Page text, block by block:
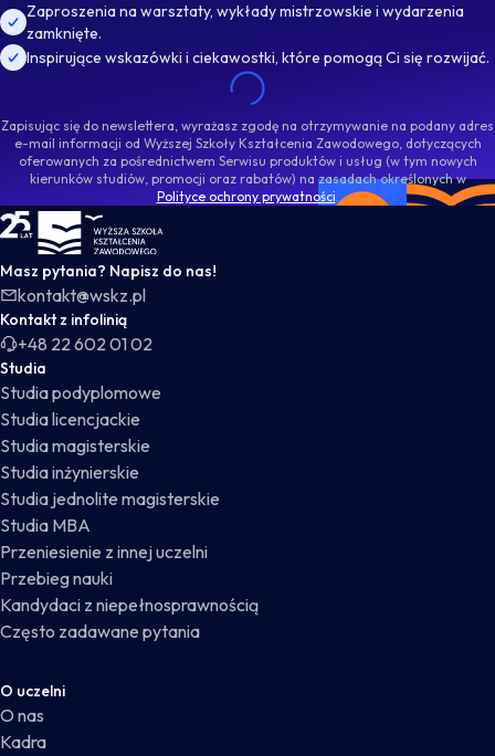
Zaproszenia na warsztaty, wykłady mistrzowskie i wydarzenia
zamknięte.
Inspirujące wskazówki i ciekawostki, które pomogą Ci się rozwijać.
Zapisując się do newslettera, wyrażasz zgodę na otrzymywanie na podany adres
e-mail informacji od Wyższej Szkoły Kształcenia Zawodowego, dotyczących
oferowanych za pośrednictwem Serwisu produktów i usług (w tym nowych
kierunków studiów, promocji oraz rabatów) na zasadach określonych w
Polityce ochrony prywatności.
WSKZ - strona główna
Masz pytania? Napisz do nas!
kontakt@wskz.pl
Kontakt z infolinią
+48 22 602 01 02
Studia
Studia podyplomowe
Studia licencjackie
Studia magisterskie
Studia inżynierskie
Studia jednolite magisterskie
Studia MBA
Przeniesienie z innej uczelni
Przebieg nauki
Kandydaci z niepełnosprawnością
Często zadawane pytania
O uczelni
O nas
Kadra